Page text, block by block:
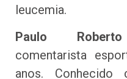
leucemia.
Paulo
comentarista
anos. Conhecido